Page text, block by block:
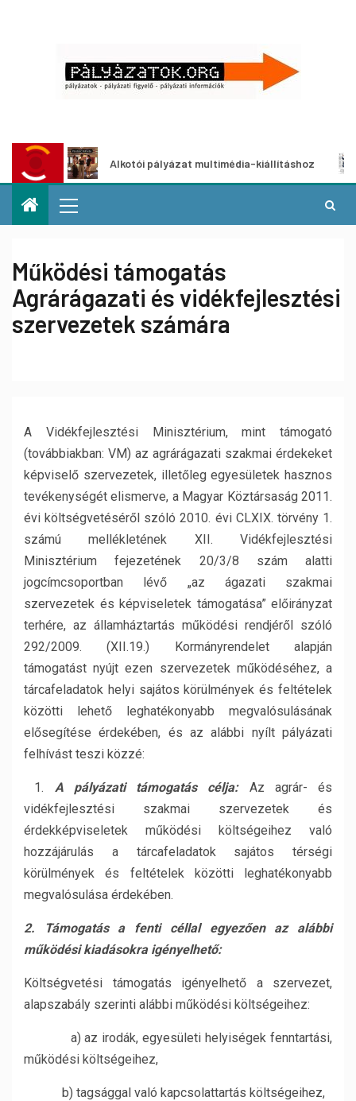
Alkotói pályázat multimédia-kiállításhoz
Működési támogatás
Agrárágazati és vidékfejlesztési
szervezetek számára
A Vidékfejlesztési Minisztérium, mint támogató
(továbbiakban: VM) az agrárágazati szakmai érdekeket
képviselő szervezetek, illetőleg egyesületek hasznos
tevékenységét elismerve, a Magyar Köztársaság 2011.
évi költségvetéséről szóló 2010. évi CLXIX. törvény 1.
számú mellékletének XII. Vidékfejlesztési
Minisztérium fejezetének 20/3/8 szám alatti
jogcímcsoportban lévő „az ágazati szakmai
szervezetek és képviseletek támogatása” előirányzat
terhére, az államháztartás működési rendjéről szóló
292/2009. (XII.19.) Kormányrendelet alapján
támogatást nyújt ezen szervezetek működéséhez, a
tárcafeladatok helyi sajátos körülmények és feltételek
közötti lehető leghatékonyabb megvalósulásának
elősegítése érdekében, és az alábbi nyílt pályázati
felhívást teszi közzé:
1. A pályázati támogatás célja:Az agrár- és
vidékfejlesztési szakmai szervezetek és
érdekképviseletek működési költségeihez való
hozzájárulás a tárcafeladatok sajátos térségi
körülmények és feltételek közötti leghatékonyabb
megvalósulása érdekében.
2. Támogatás a fenti céllal egyezően az alábbi
működési kiadásokra igényelhető:
Költségvetési támogatás igényelhető a szervezet,
alapszabály szerinti alábbi működési költségeihez:
a) az irodák, egyesületi helyiségek fenntartási,
működési költségeihez,
b) tagsággal való kapcsolattartás költségeihez,